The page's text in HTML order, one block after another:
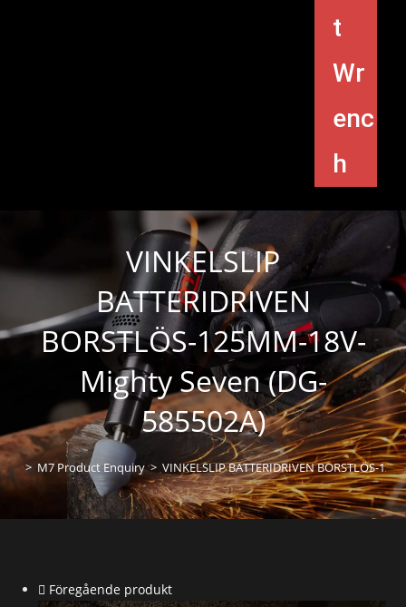
t
Wr
enc
h
VINKELSLIP
BATTERIDRIVEN
BORSTLÖS-125MM-18V-
Mighty Seven (DG-
585502A)
> M7 Product Enquiry > VINKELSLIP BATTERIDRIVEN BORSTLÖS-
Föregående produkt